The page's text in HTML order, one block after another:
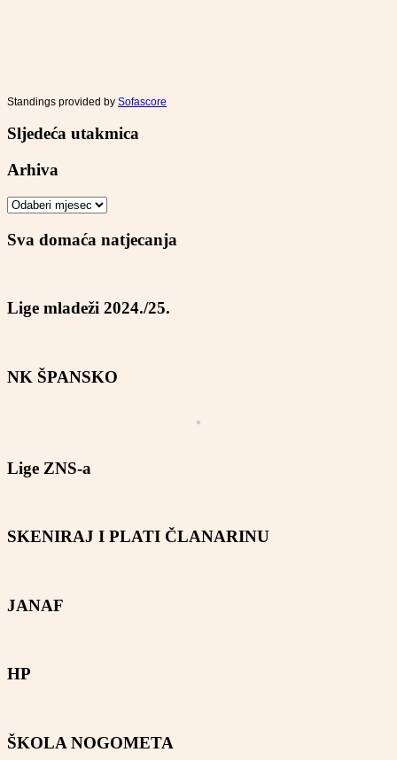
Standings provided by Sofascore
Sljedeća utakmica
Arhiva
Arhiva
Sva domaća natjecanja
Lige mladeži 2024./25.
NK ŠPANSKO
Lige ZNS-a
SKENIRAJ I PLATI ČLANARINU
JANAF
HP
ŠKOLA NOGOMETA